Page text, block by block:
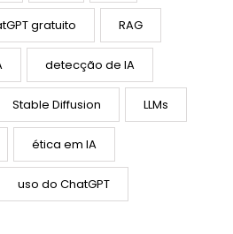
gratuito RAG
detecção de IA
Stable Diffusion LLMs
ética em IA
uso do ChatGPT